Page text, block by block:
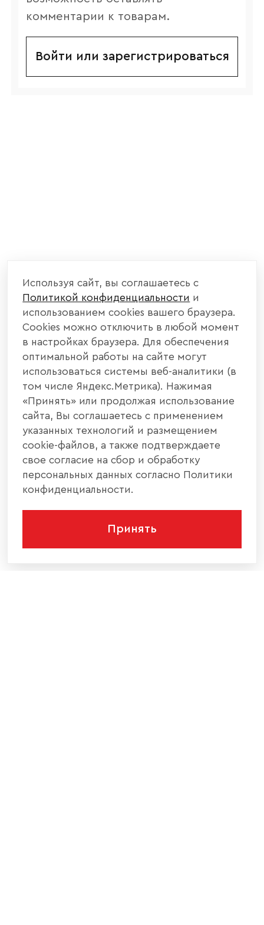
комментарии к товарам.
Войти или зарегистрироваться
Используя сайт, вы соглашаетесь с
Политикой конфиденциальности и
использованием cookies вашего браузера.
Cookies можно отключить в любой момент
в настройках браузера. Для обеспечения
оптимальной работы на сайте могут
использоваться системы веб-аналитики (в
том числе Яндекс.Метрика). Нажимая
«Принять» или продолжая использование
сайта, Вы соглашаетесь с применением
указанных технологий и размещением
cookie-файлов, а также подтверждаете
свое согласие на сбор и обработку
персональных данных согласно Политики
конфиденциальности.
Принять